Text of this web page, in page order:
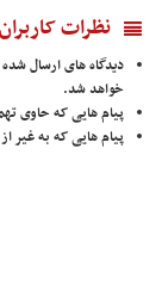
نظرات کاربران
دیدگاه های ارسال
خواهد شد.
پیام هایی که حاوی
پیام هایی که به غیر